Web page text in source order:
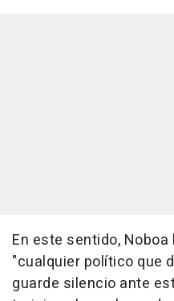
En este sentido,
"cualquier político que
guarde silencio ante